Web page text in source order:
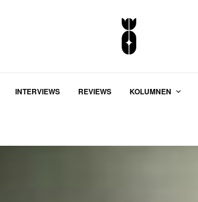
INTERVIEWS REVIEWS KOLUMNEN